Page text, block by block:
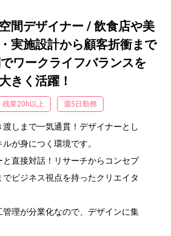
間デザイナー / 飲食店や美
実施設計から顧客折衝まで
ワークライフバランスを
きく活躍！
残業20h以上 週5日勤務
しまで一気通貫！デザイナーとし
が身につく環境です。
直接対話！リサーチからコンセプ
でビジネス視点を持ったクリエイタ
理が分業化なので、デザインに集